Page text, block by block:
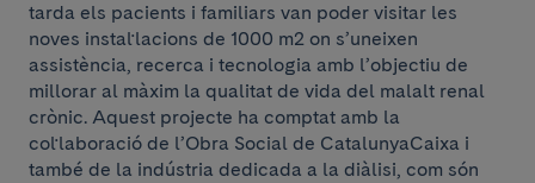
tarda els pacients i familiars van poder visitar les
noves instal·lacions de 1000 m2 on s’uneixen
assistència, recerca i tecnologia amb l’objectiu de
millorar al màxim la qualitat de vida del malalt renal
crònic. Aquest projecte ha comptat amb la
col·laboració de l’Obra Social de CatalunyaCaixa i
també de la indústria dedicada a la diàlisi, com són